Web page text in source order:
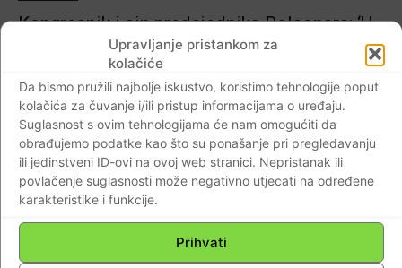
Upravljanje pristankom za
kolačiće
Da bismo pružili najbolje iskustvo, koristimo tehnologije poput
kolačića za čuvanje i/ili pristup informacijama o uređaju.
Suglasnost s ovim tehnologijama će nam omogućiti da
obrađujemo podatke kao što su ponašanje pri pregledavanju
ili jedinstveni ID-ovi na ovoj web stranici. Nepristanak ili
povlačenje suglasnosti može negativno utjecati na određene
karakteristike i funkcije.
Prihvati
Kongresnik i sin predsjednika Bolsonara: ‘U
Brazilu želimo zakon koji će kažnjavati
veličanje komunizma, a ne samo nacizma’
Braniteljski portal - 05.09.2020 0
Impressum Kontaktirajte nas Pravila o privatnosti